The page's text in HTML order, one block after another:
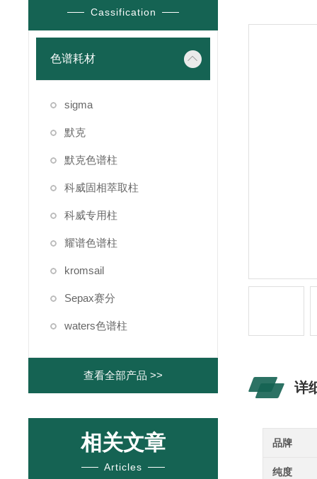
Cassification
色谱耗材
sigma
默克
默克色谱柱
科威固相萃取柱
科威专用柱
耀谱色谱柱
kromsail
Sepax赛分
waters色谱柱
查看全部产品 >>
相关文章
Articles
详
品牌
纯度